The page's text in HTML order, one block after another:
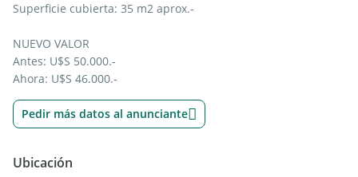
Superficie cubierta: 35 m2 aprox.-
NUEVO VALOR
Antes: U$S 50.000.-
Ahora: U$S 46.000.-
Pedir más datos al anunciante
Ubicación